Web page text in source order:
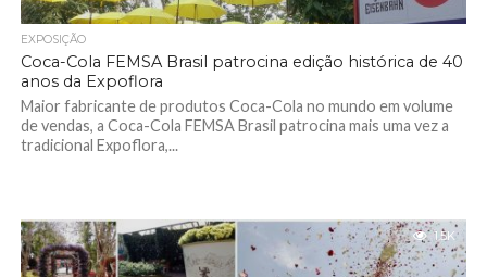
EXPOSIÇÃO
Coca-Cola FEMSA Brasil patrocina edição histórica de 40
anos da Expoflora
Maior fabricante de produtos Coca-Cola no mundo em volume
de vendas, a Coca-Cola FEMSA Brasil patrocina mais uma vez a
tradicional Expoflora,...
1.5K